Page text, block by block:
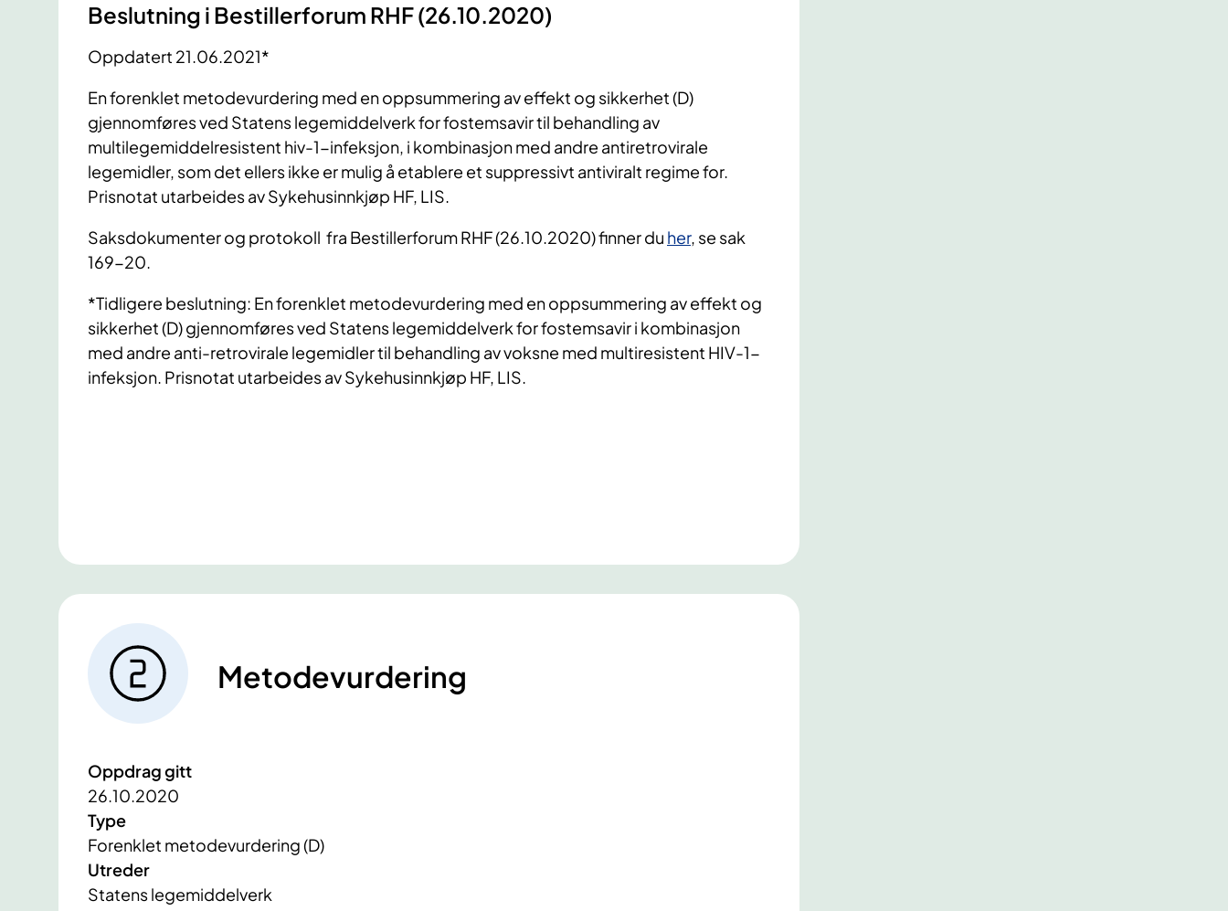
Beslutning i Bestillerforum RHF (26.10.2020)
Oppdatert 21.06.2021*
En forenklet metodevurdering med en oppsummering av effekt og sikkerhet (D)
gjennomføres ved Statens legemiddelverk for fostemsavir til behandling av
multilegemiddelresistent hiv-1-infeksjon, i kombinasjon med andre antiretrovirale
legemidler, som det ellers ikke er mulig å etablere et suppressivt antiviralt regime for.
Prisnotat utarbeides av Sykehusinnkjøp HF, LIS.
Saksdokumenter og protokoll fra Bestillerforum RHF (26.10.2020) finner du her, se sak
169-20.
*Tidligere beslutning: En forenklet metodevurdering med en oppsummering av effekt og
sikkerhet (D) gjennomføres ved Statens legemiddelverk for fostemsavir i kombinasjon
med andre anti-retrovirale legemidler til behandling av voksne med multiresistent HIV-1-
infeksjon. Prisnotat utarbeides av Sykehusinnkjøp HF, LIS.
Metodevurdering
Oppdrag gitt
26.10.2020
Type
Forenklet metodevurdering (D)
Utreder
Statens legemiddelverk